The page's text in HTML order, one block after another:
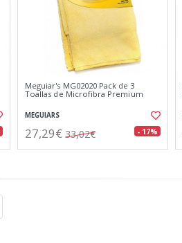
Meguiar's MG02020 Pack de 3
Toallas de Microfibra Premium
MEGUIARS
27,29€ 33,02€ - 17%